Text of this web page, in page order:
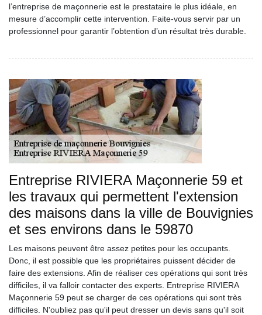
l’entreprise de maçonnerie est le prestataire le plus idéale, en
mesure d’accomplir cette intervention. Faite-vous servir par un
professionnel pour garantir l’obtention d’un résultat très durable.
Entreprise RIVIERA Maçonnerie 59 et
les travaux qui permettent l'extension
des maisons dans la ville de Bouvignies
et ses environs dans le 59870
Les maisons peuvent être assez petites pour les occupants.
Donc, il est possible que les propriétaires puissent décider de
faire des extensions. Afin de réaliser ces opérations qui sont très
difficiles, il va falloir contacter des experts. Entreprise RIVIERA
Maçonnerie 59 peut se charger de ces opérations qui sont très
difficiles. N'oubliez pas qu'il peut dresser un devis sans qu'il soit